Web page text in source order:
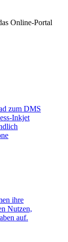
Online-Portal
zum DMS
Inkjet
ihre
Nutzen,
auf.